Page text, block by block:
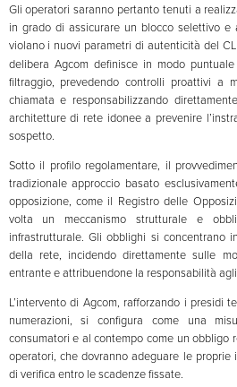
Gli operatori saranno pertanto tenuti a
in grado di assicurare un blocco selettivo
violano i nuovi parametri di autenticità del
delibera Agcom definisce in modo
filtraggio, prevedendo controlli proattivi a
chiamata e responsabilizzando
architetture di rete idonee a prevenire
sospetto.
Sotto il profilo regolamentare, il
tradizionale approccio basato
opposizione, come il Registro delle
volta un meccanismo strutturale e
infrastrutturale. Gli obblighi si concentrano
della rete, incidendo direttamente sulle
entrante e attribuendone la responsabilità
L’intervento di Agcom, rafforzando i presidi
numerazioni, si configura come una
consumatori e al contempo come un obbligo
operatori, che dovranno adeguare le
di verifica entro le scadenze fissate.